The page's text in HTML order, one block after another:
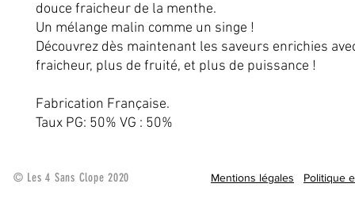
douce fraicheur de la menthe.
Un mélange malin comme un singe !
Découvrez dès maintenant les saveurs enrichies
fraicheur, plus de fruité, et plus de puissance !
Fabrication Française.
Taux PG: 50% VG : 50%
© Les 4 Sans Clope 2020 Mentions légales Politique